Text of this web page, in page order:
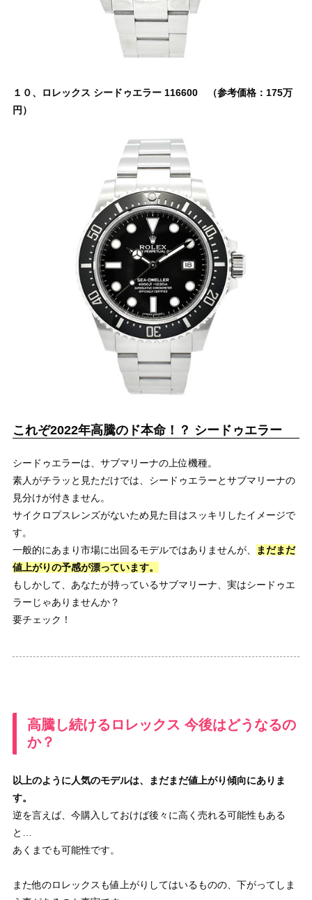
１０、ロレックス シードゥエラー 116600 （参考価格：175万
円）
これぞ2022年高騰のド本命！？ シードゥエラー
シードゥエラーは、サブマリーナの上位機種。
素人がチラッと見ただけでは、シードゥエラーとサブマリーナの
見分けが付きません。
サイクロプスレンズがないため見た目はスッキリしたイメージで
す。
一般的にあまり市場に出回るモデルではありませんが、
まだまだ
値上がりの予感が漂っています。
もしかして、あなたが持っているサブマリーナ、実はシードゥエ
ラーじゃありませんか？
要チェック！
高騰し続けるロレックス 今後はどうなるの
か？
以上のように人気のモデルは、まだまだ値上がり傾向にありま
す。
逆を言えば、今購入しておけば後々に高く売れる可能性もある
と…
あくまでも可能性です。
また他のロレックスも値上がりしてはいるものの、下がってしま